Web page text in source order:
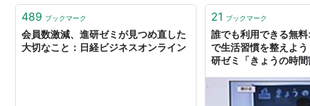
489 ブックマーク
会員数激減、進研ゼミが見つめ直した
大切なこと：日経ビジネスオンライン
21 ブックマーク
誰でも利用できる無
で生活習慣を整えよ
研ゼミ「きょうの時